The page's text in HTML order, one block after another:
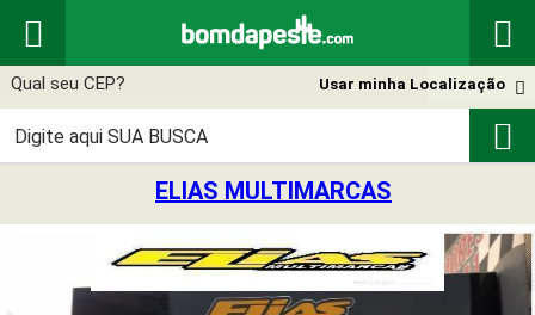
 

Usar minha Localização

ELIAS MULTIMARCAS